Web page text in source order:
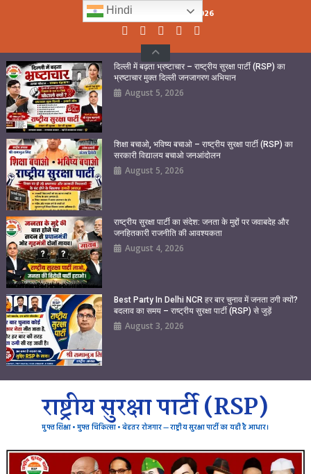
Thursday, August 06, 2026
दिल्ली में बढ़ता भ्रष्टाचार – राष्ट्रीय सुरक्षा पार्टी (RSP) का
भ्रष्टाचार मुक्त दिल्ली जनजागरण अभियान
August 5, 2026
शिक्षा बचाओ, भविष्य बचाओ – राष्ट्रीय सुरक्षा पार्टी (RSP) का
सरकारी विद्यालय बचाओ जनआंदोलन
August 5, 2026
राष्ट्रीय सुरक्षा पार्टी का संदेश: जनता के मुद्दों पर जवाबदेह और
जनहितकारी राजनीति की आवश्यकता
August 4, 2026
Best Party In Delhi NCR हर बार चुनाव में जनता ठगी क्यों?
बदलाव का समय – राष्ट्रीय सुरक्षा पार्टी (RSP) से जुड़ें
August 3, 2026
राष्ट्रीय सुरक्षा पार्टी (RSP)
मुफ्त शिक्षा • मुफ्त चिकित्सा • बेहतर रोजगार — राष्ट्रीय सुरक्षा पार्टी का यही है आधार।
Hindi